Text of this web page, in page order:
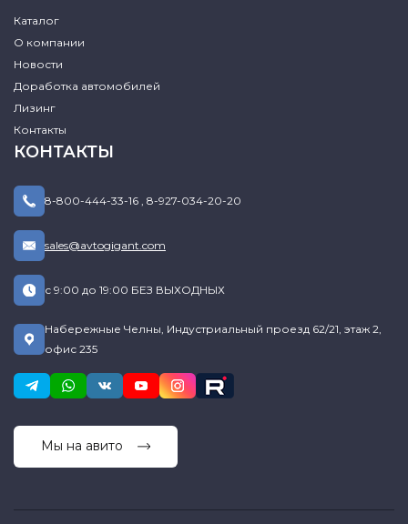
Каталог
О компании
Новости
Доработка автомобилей
Лизинг
Контакты
КОНТАКТЫ
8-800-444-33-16 8-927-034-20-20
sales@avtogigant.com
с 9:00 до 19:00 БЕЗ ВЫХОДНЫХ
Набережные Челны, Индустриальный проезд 62/21, этаж 2,
офис 235
Мы на авито